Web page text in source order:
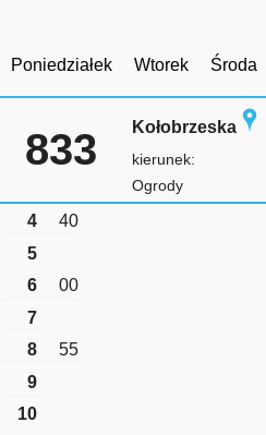
Poniedziałek Wtorek Środa
833 Kołobrzeska
kierunek:
Ogrody
4
40
5
6
00
7
8
55
9
10